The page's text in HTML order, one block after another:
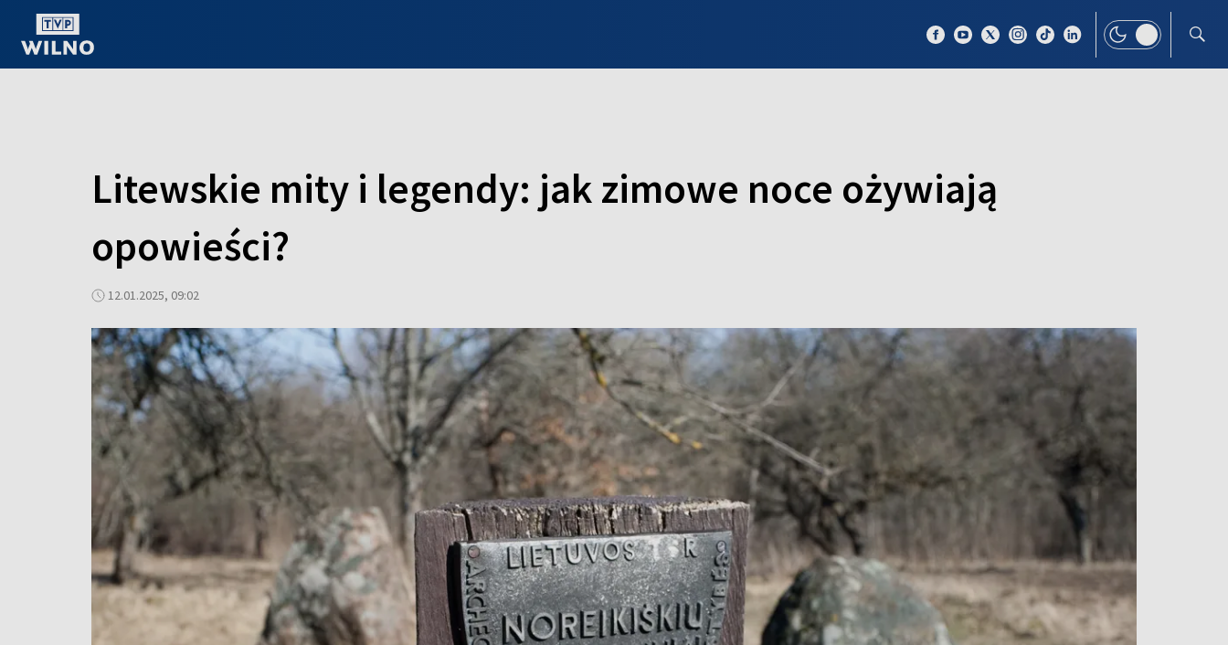
Litewskie mity i legendy: jak zimowe noce ożywiają
opowieści?
12.01.2025, 09:02